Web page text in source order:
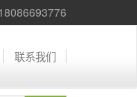
联系我们